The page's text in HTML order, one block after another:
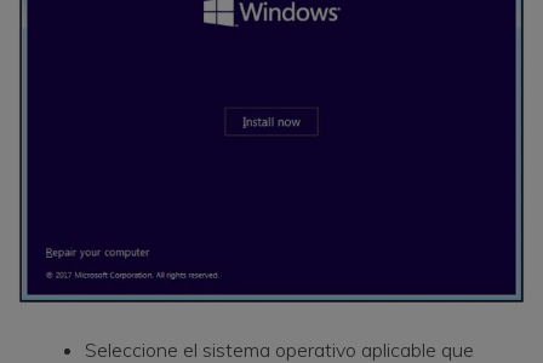
Seleccione el sistema operativo aplicable que